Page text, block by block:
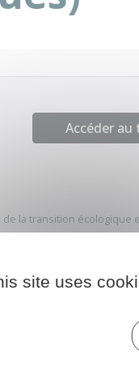
Accéder au
de la transition écologique
site uses